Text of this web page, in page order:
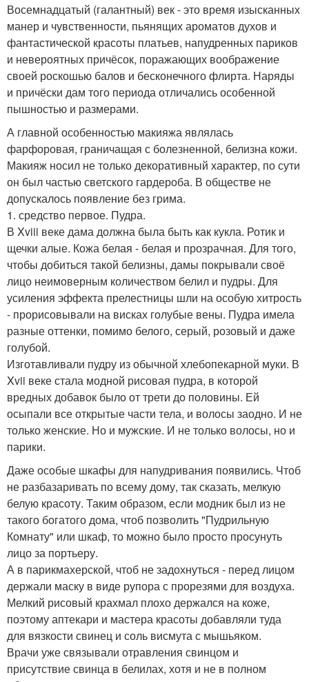
Восемнадцатый (галантный) век - это время изысканных
манер и чувственности, пьянящих ароматов духов и
фантастической красоты платьев, напудренных париков
и невероятных причёсок, поражающих воображение
своей роскошью балов и бесконечного флирта. Наряды
и причёски дам того периода отличались особенной
пышностью и размерами.
А главной особенностью макияжа являлась
фарфоровая, граничащая с болезненной, белизна кожи.
Макияж носил не только декоративный характер, по сути
он был частью светского гардероба. В обществе не
допускалось появление без грима.
1. средство первое. Пудра.
В Xviii веке дама должна была быть как кукла. Ротик и
щечки алые. Кожа белая - белая и прозрачная. Для того,
чтобы добиться такой белизны, дамы покрывали своё
лицо неимоверным количеством белил и пудры. Для
усиления эффекта прелестницы шли на особую хитрость
- прорисовывали на висках голубые вены. Пудра имела
разные оттенки, помимо белого, серый, розовый и даже
голубой.
Изготавливали пудру из обычной хлебопекарной муки. В
Xvii веке стала модной рисовая пудра, в которой
вредных добавок было от трети до половины. Ей
осыпали все открытые части тела, и волосы заодно. И не
только женские. Но и мужские. И не только волосы, но и
парики.
Даже особые шкафы для напудривания появились. Чтоб
не разбазаривать по всему дому, так сказать, мелкую
белую красоту. Таким образом, если модник был из не
такого богатого дома, чтоб позволить "Пудрильную
Комнату" или шкаф, то можно было просто просунуть
лицо за портьеру.
А в парикмахерской, чтоб не задохнуться - перед лицом
держали маску в виде рупора с прорезями для воздуха.
Мелкий рисовый крахмал плохо держался на коже,
поэтому аптекари и мастера красоты добавляли туда
для вязкости свинец и соль висмута с мышьяком.
Врачи уже связывали отравления свинцом и
присутствие свинца в белилах, хотя и не в полном